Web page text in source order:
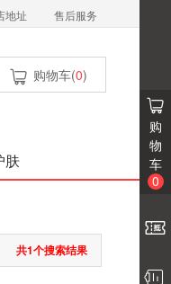
地址 售后服务
购物车(0)
肤
购
物
车
0
共1个搜索结果